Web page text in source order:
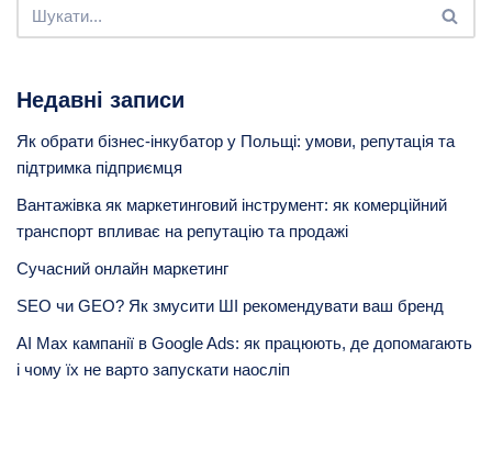
Недавні записи
Як обрати бізнес-інкубатор у Польщі: умови, репутація та
підтримка підприємця
Вантажівка як маркетинговий інструмент: як комерційний
транспорт впливає на репутацію та продажі
Сучасний онлайн маркетинг
SEO чи GEO? Як змусити ШІ рекомендувати ваш бренд
AI Max кампанії в Google Ads: як працюють, де допомагають
і чому їх не варто запускати наосліп